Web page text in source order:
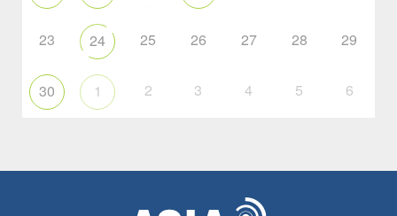
23 24 25 26 27 28 29
30 1 2 3 4 5 6